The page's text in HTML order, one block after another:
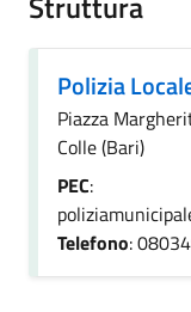
Polizia
Piazza
Colle (Bari)
PEC:
Telefono: